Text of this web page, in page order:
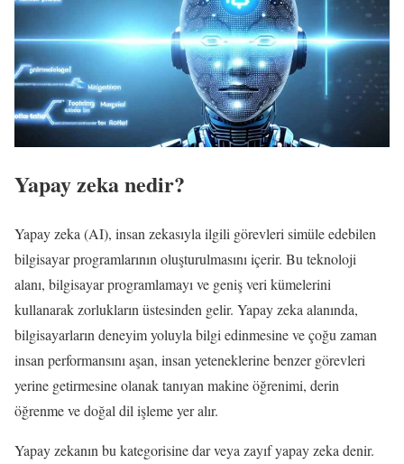
Yapay zeka nedir?
Yapay zeka (AI), insan zekasıyla ilgili görevleri simüle edebilen
bilgisayar programlarının oluşturulmasını içerir. Bu teknoloji
alanı, bilgisayar programlamayı ve geniş veri kümelerini
kullanarak zorlukların üstesinden gelir. Yapay zeka alanında,
bilgisayarların deneyim yoluyla bilgi edinmesine ve çoğu zaman
insan performansını aşan, insan yeteneklerine benzer görevleri
yerine getirmesine olanak tanıyan makine öğrenimi, derin
öğrenme ve doğal dil işleme yer alır.
Yapay zekanın bu kategorisine dar veya zayıf yapay zeka denir.